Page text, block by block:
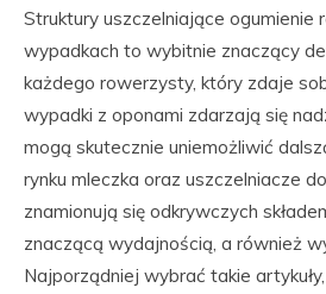
Struktury uszczelniające ogumienie
wypadkach to wybitnie znaczący
każdego rowerzysty, który zdaje
wypadki z oponami zdarzają się
mogą skutecznie uniemożliwić
rynku mleczka oraz uszczelniacze
znamionują się odkrywczych
znaczącą wydajnością, a również
Najporządniej wybrać takie